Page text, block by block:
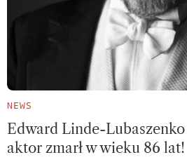
NEWS
Edward Linde-
aktor zmarł w wieku 86 lat!